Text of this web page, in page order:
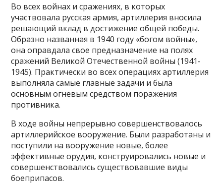
Во всех войнах и сражениях, в которых
участвовала русская армия, артиллерия вносила
решающий вклад в достижение общей победы.
Образно названная в 1940 году «богом войны»,
она оправдала свое предназначение на полях
сражений Великой Отечественной войны (1941-
1945). Практически во всех операциях артиллерия
выполняла самые главные задачи и была
основным огневым средством поражения
противника.
В ходе войны непрерывно совершенствовалось
артиллерийское вооружение. Были разработаны и
поступили на вооружение новые, более
эффективные орудия, конструировались новые и
совершенствовались существовавшие виды
боеприпасов.